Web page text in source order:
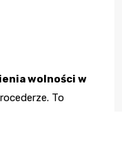
wolności w
To